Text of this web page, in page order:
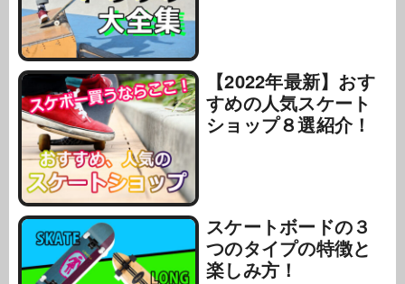
【2022年最新】おす
すめの人気スケート
ショップ８選紹介！
スケートボードの３
つのタイプの特徴と
楽しみ方！